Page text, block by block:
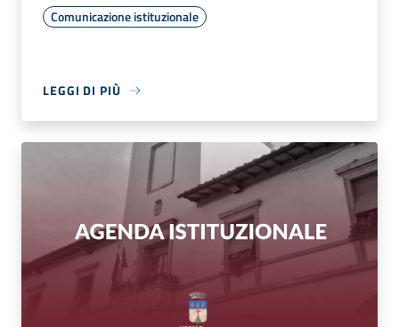
Comunicazione istituzionale
LEGGI DI PIÙ